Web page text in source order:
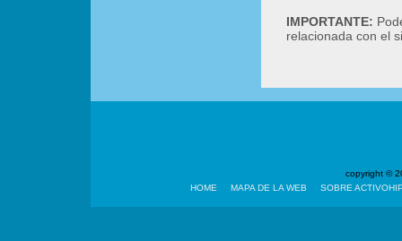
IMPORTANTE:
relacionada con el
copyright ©
HOME
MAPA DE LA WEB SOBRE